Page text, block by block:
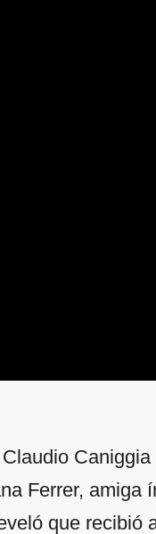
Ferrer, amiga
que recibió